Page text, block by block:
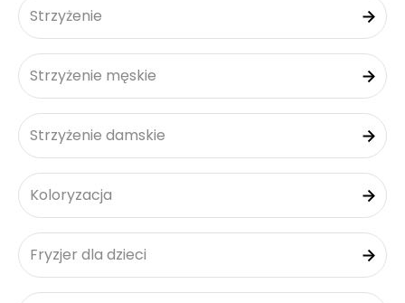
Strzyżenie
Strzyżenie męskie
Strzyżenie damskie
Koloryzacja
Fryzjer dla dzieci